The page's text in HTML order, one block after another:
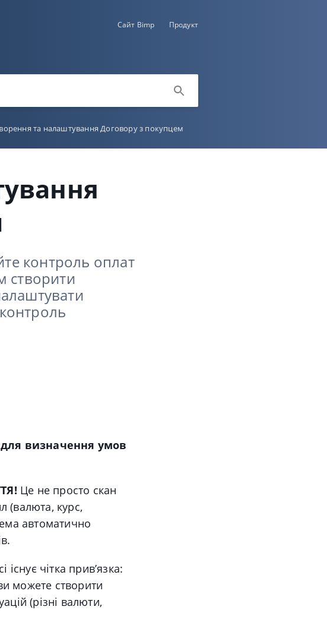
Сайт Bimp Продукт
та налаштування Договору з покупцем
контроль оплат
створити
для визначення умов
Це не просто скан
(валюта, курс,
автоматично
існує чітка прив’язка:
можете створити
(різні валюти,